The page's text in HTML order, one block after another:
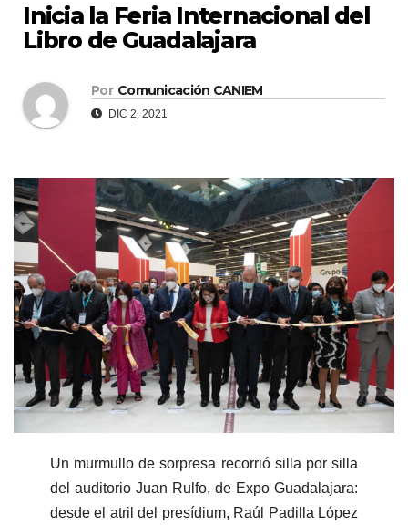
Inicia la Feria Internacional del
Libro de Guadalajara
Por Comunicación CANIEM
DIC 2, 2021
Un murmullo de sorpresa recorrió silla por silla
del auditorio Juan Rulfo, de Expo Guadalajara:
desde el atril del presídium, Raúl Padilla López